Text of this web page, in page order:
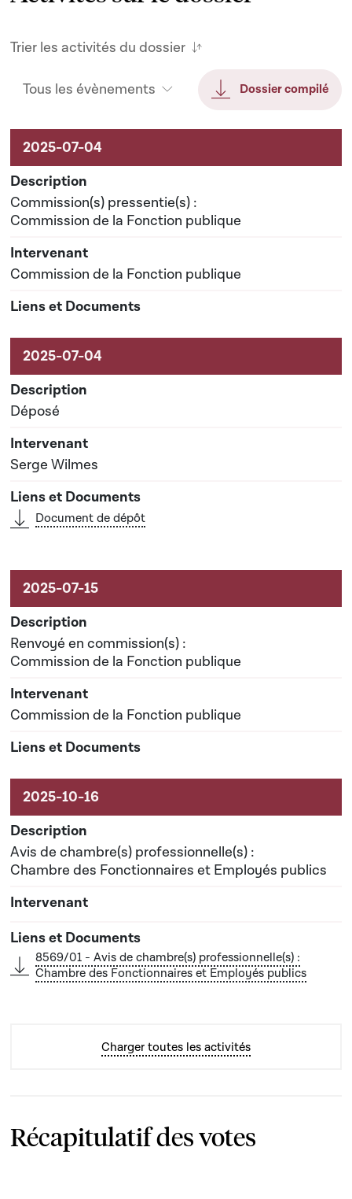
Trier les activités du dossier
Tous les évènements Dossier compilé
Activités sur le dossier
Commission(s) pressentie(s) :
Commission de la Fonction publique
Commission de la Fonction publique
Déposé
Serge Wilmes
Document de dépôt
Renvoyé en commission(s) :
Commission de la Fonction publique
Commission de la Fonction publique
Avis de chambre(s) professionnelle(s) :
Chambre des Fonctionnaires et Employés publics
8569/01 - Avis de chambre(s) professionnelle(s) :
Chambre des Fonctionnaires et Employés publics
Charger toutes les activités
Récapitulatif des votes